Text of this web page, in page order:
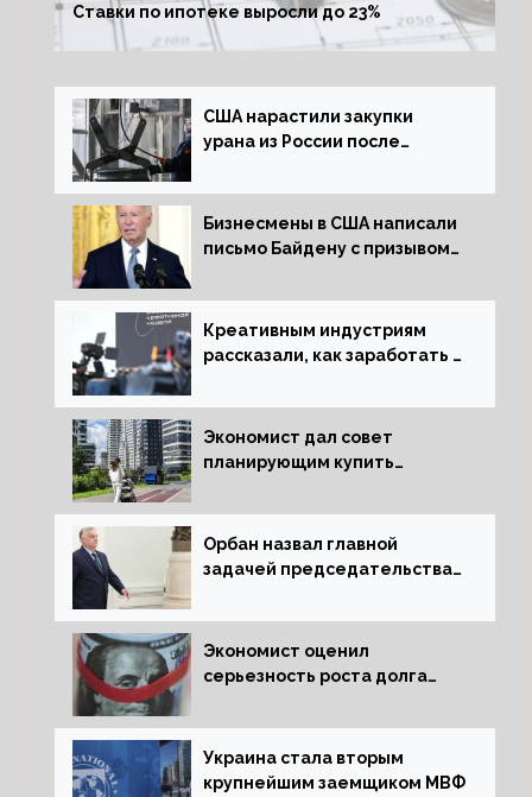
Ставки по ипотеке выросли до 23%
США нарастили закупки
урана из России после
Бизнесмены в США написали
письмо Байдену с призывом
Креативным индустриям
рассказали, как заработать 2
экономики
Экономист дал совет
планирующим купить
Орбан назвал главной
задачей председательства
за мир
Экономист оценил
серьезность роста долга
Украина стала вторым
крупнейшим заемщиком МВФ